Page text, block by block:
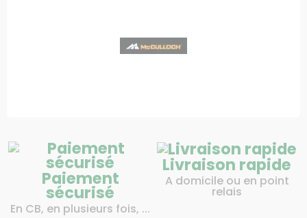
Paiement
sécurisé
En CB, en plusieurs fois, ...
Livraison rapide
A domicile ou en point
relais